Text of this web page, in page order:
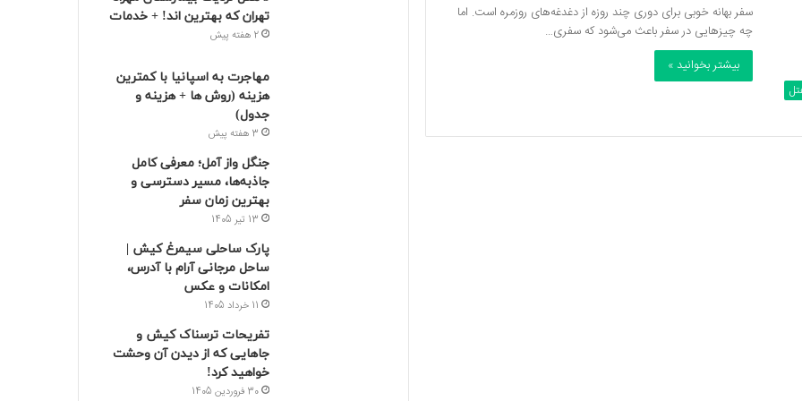
سفر بهانه خوبی برای دوری چند روزه از دغدغه‌های روزمره است. اما
چه چیزهایی در سفر باعث می‌شود که سفری…
بیشتر بخوانید »
تهران که بهترین‌ اند! + خدمات
2 هفته پیش
مهاجرت به اسپانیا با کمترین
هزینه (روش ها + هزینه و
جدول)
3 هفته پیش
جنگل واز آمل؛ معرفی کامل
جاذبه‌ها، مسیر دسترسی و
بهترین زمان سفر
13 تیر 1405
پارک ساحلی سیمرغ کیش |
ساحل مرجانی آرام با آدرس،
امکانات و عکس
11 خرداد 1405
تفریحات ترسناک کیش و
جاهایی که از دیدن آن وحشت
خواهید کرد!
30 فروردین 1405